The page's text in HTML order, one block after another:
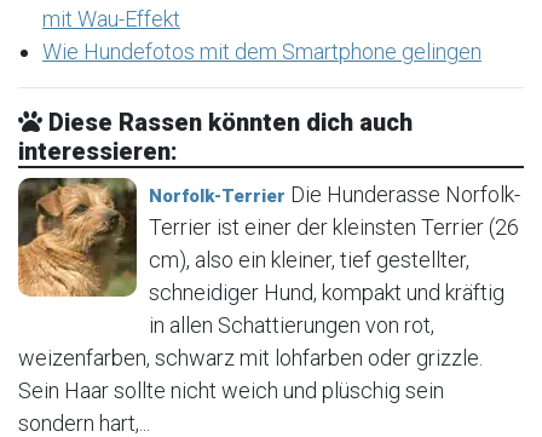
mit Wau-Effekt
Wie Hundefotos mit dem Smartphone gelingen
Diese Rassen könnten dich auch
interessieren:
Norfolk-Terrier Die Hunderasse Norfolk-
Terrier ist einer der kleinsten Terrier (26
cm), also ein kleiner, tief gestellter,
schneidiger Hund, kompakt und kräftig
in allen Schattierungen von rot,
weizenfarben, schwarz mit lohfarben oder grizzle.
Sein Haar sollte nicht weich und plüschig sein
sondern hart,...